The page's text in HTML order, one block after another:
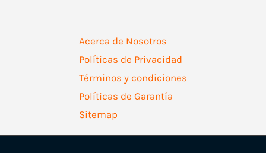
Acerca de Nosotros
Políticas de Privacidad
Términos y condiciones
Políticas de Garantía
Sitemap